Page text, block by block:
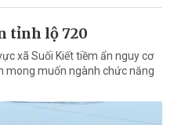
tỉnh lộ 720
xã Suối Kiết tiềm ẩn nguy cơ
mong muốn ngành chức năng